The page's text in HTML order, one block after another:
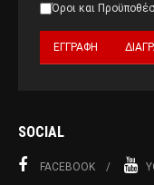
Όροι και
SOCIAL
FACEBOOK